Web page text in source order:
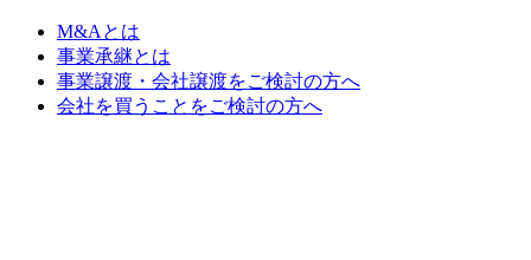
M&Aとは
事業承継とは
事業譲渡・会社譲渡をご検討の方へ
会社を買うことをご検討の方へ